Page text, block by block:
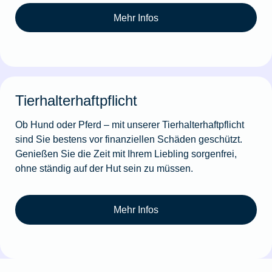
Mehr Infos
Tierhalterhaftpflicht
Ob Hund oder Pferd – mit unserer Tierhalterhaftpflicht
sind Sie bestens vor finanziellen Schäden geschützt.
Genießen Sie die Zeit mit Ihrem Liebling sorgenfrei,
ohne ständig auf der Hut sein zu müssen.
Mehr Infos